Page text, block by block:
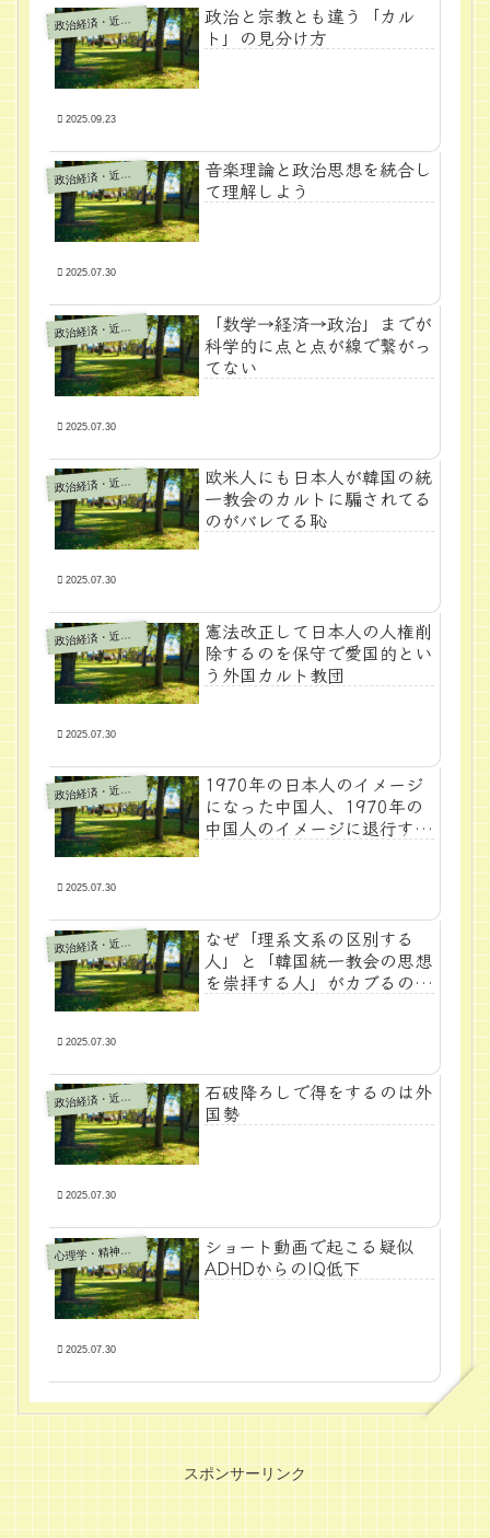
政
治経済・近代学問
政治と宗教とも違う「カル
ト」の見分け方
2025.09.23
政
治経済・近代学問
音楽理論と政治思想を統合し
て理解しよう
2025.07.30
政
治経済・近代学問
「数学→経済→政治」までが
科学的に点と点が線で繋がっ
てない
2025.07.30
政
治経済・近代学問
欧米人にも日本人が韓国の統
一教会のカルトに騙されてる
のがバレてる恥
2025.07.30
政
治経済・近代学問
憲法改正して日本人の人権削
除するのを保守で愛国的とい
う外国カルト教団
2025.07.30
政
治経済・近代学問
1970年の日本人のイメージ
になった中国人、1970年の
中国人のイメージに退行する
2025.07.30
政
治経済・近代学問
なぜ「理系文系の区別する
人」と「韓国統一教会の思想
を崇拝する人」がカブるのか
2025.07.30
政
治経済・近代学問
石破降ろしで得をするのは外
国勢
2025.07.30
心
理学・精神医学
ショート動画で起こる疑似
ADHDからのIQ低下
2025.07.30
スポンサーリンク